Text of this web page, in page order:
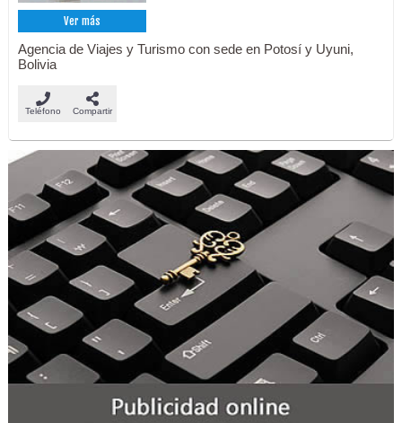
Ver más
Agencia de Viajes y Turismo con sede en Potosí y Uyuni,
Bolivia
Teléfono Compartir